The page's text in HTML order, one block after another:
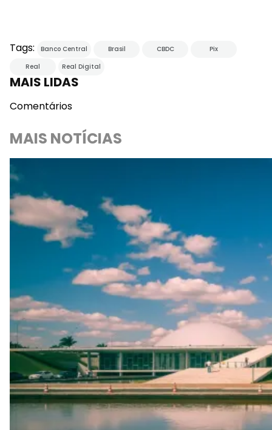
Tags: Banco Central Brasil CBDC
Pix
Real
Real Digital
MAIS LIDAS
Comentários
MAIS NOTÍCIAS